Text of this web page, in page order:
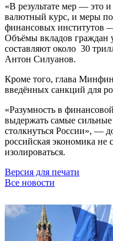
«В результате мер — это
валютный курс, и меры
финансовых институтов
Объёмы вкладов граждан
составляют около 30
Антон Силуанов.
Кроме того, глава
введённых санкций для
«Разумность в
выдержать самые
столкнуться России», —
российская экономика не
изолироваться.
Версия для печати
Все новости